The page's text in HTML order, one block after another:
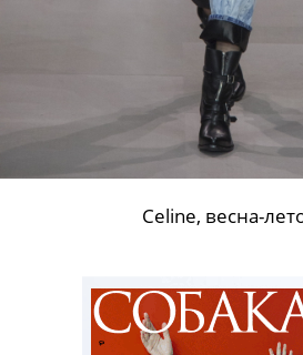
Celine, весна-